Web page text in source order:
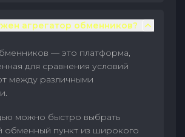
агрегатор обменников?
— это платформа,
для сравнения условий
между различными
можно быстро выбрать
обменный пункт из широкого